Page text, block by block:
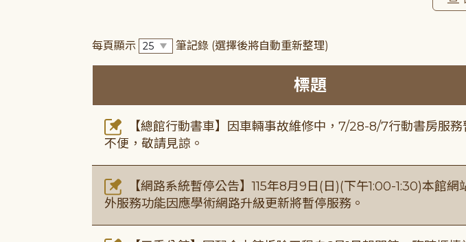
每頁顯示 筆記錄 (選擇後將自動重新整理)
標題
【總館行動書車】因車輛事故維修中，7/28-8/7行動書房服務
不便，敬請見諒。
【網路系統暫停公告】115年8月9日(日)(下午1:00-1:30)本館網
外服務功能因應學術網路升級更新將暫停服務。